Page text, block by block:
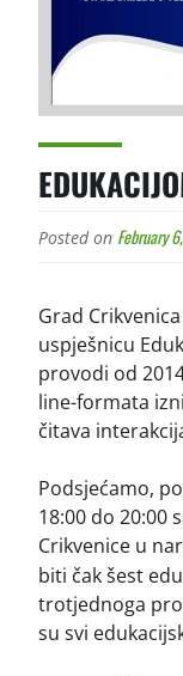
Posted on February
Grad
uspješnicu
provodi od
line-formata
čitava
Podsjećamo,
18:00 do 20:00
Crikvenice u
biti čak šest
trotjednoga
su svi